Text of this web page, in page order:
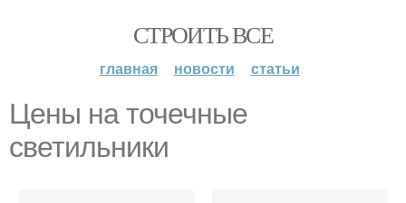
СТРОИТЬ ВСЕ
главная новости статьи
Цены на точечные
светильники